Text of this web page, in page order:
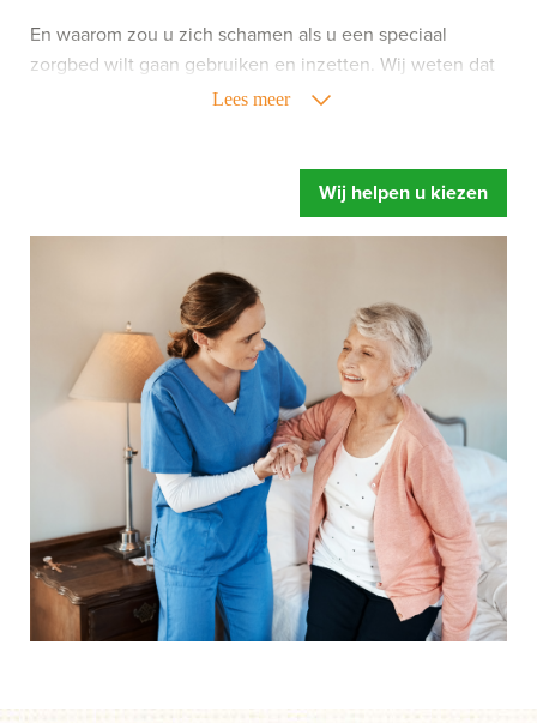
Lees meer
En waarom zou u zich schamen als u een speciaal
zorgbed wilt gaan gebruiken en inzetten. Wij weten dat
het gebruik van zorghulpmiddelen niet altijd leuk is,
zorgbed doet, maar richt u vooral op wat een speciaal
zorgbed u oplevert. Meer ontspanning, u voelt zich fitter
en een betere begeleiding.
Mensen hebben snel de neiging om te zeggen dat hun
bed wel prima is. Of dat de instelling al over eigen
zorgbedden beschikt. Gelukkig maar zeggen wij dan,
maar legt u zich er niet te snel bij neer als uw situatie net
even anders is. Een speciaal zorgbed gaat namelijk veel
verder dan een standaard bed. Het bed is zo ingesteld dat
het kan draaien, kantelen en rechtop kan staan.
Afgestemd op de behoefte van het moment, zodat het de
zorghandelingen makkelijker en prettiger maakt. Dus start
uw aanvraag en wij helpen u op weg. Zonder dat iets
moet en zonder directe verplichtingen.
Als u er over nadenkt om een speciaal zorgbed te gaan
betaalt.
Onze ervaring leert dat mensen door een speciaal
Wij helpen u kiezen